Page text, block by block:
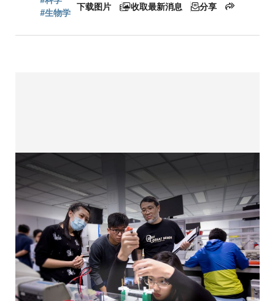
屑
#生物学
下载图片 收取最新消息 分享